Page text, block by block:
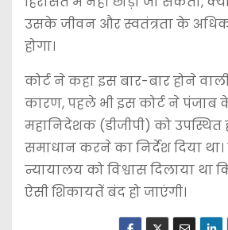
उसके जीवन और स्वतंत्रता के
होगा।
कोर्ट ने कहा इस बार-बार होने
कारण, पहले भी इस कोर्ट ने पंजाब
महानिदेशक (डीजीपी) को
समाधान करने का निर्देश दिया था।
न्यायालय को विश्वास दिलाया
ऐसी शिकायतें बंद हो जाएंगी।